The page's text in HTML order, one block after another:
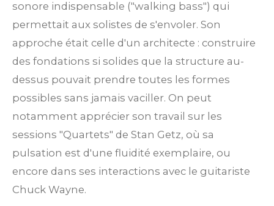
sonore indispensable ("walking bass") qui
permettait aux solistes de s'envoler. Son
approche était celle d'un architecte : construire
des fondations si solides que la structure au-
dessus pouvait prendre toutes les formes
possibles sans jamais vaciller. On peut
notamment apprécier son travail sur les
sessions "Quartets" de Stan Getz, où sa
pulsation est d'une fluidité exemplaire, ou
encore dans ses interactions avec le guitariste
Chuck Wayne.